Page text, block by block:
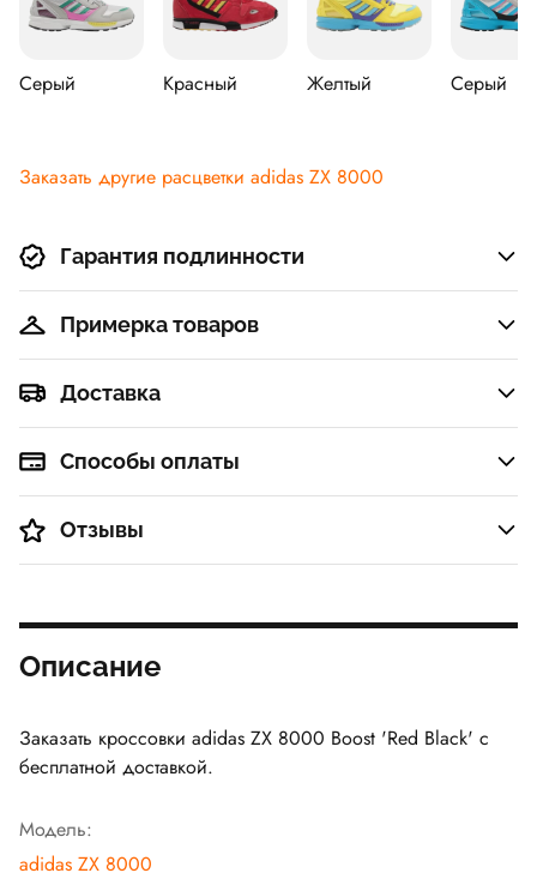
Серый Красный Желтый Серый
Заказать другие расцветки adidas ZX 8000
Гарантия подлинности
Примерка товаров
Доставка
Способы оплаты
Отзывы
Описание
Заказать кроссовки adidas ZX 8000 Boost 'Red Black' с
бесплатной доставкой.
Модель:
adidas ZX 8000